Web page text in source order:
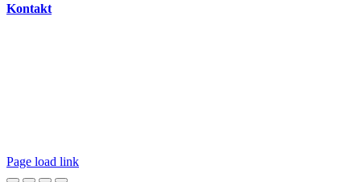
Kontakt
Page load link